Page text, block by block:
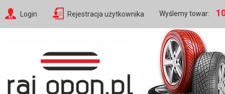
Login Rejestracja użytkownika Wyślemy towar: